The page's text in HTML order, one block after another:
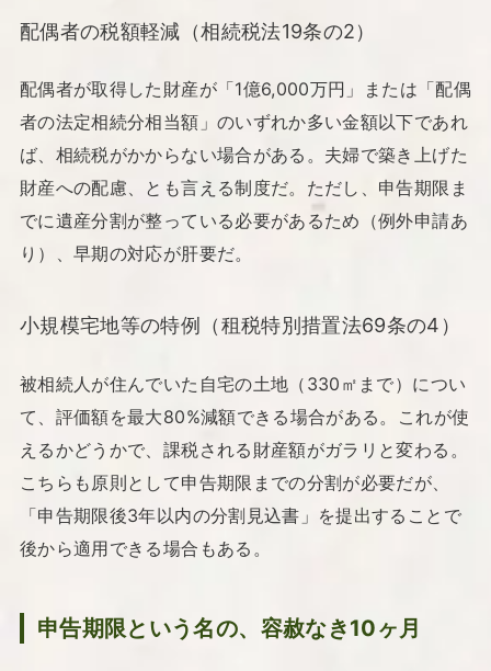
配偶者の税額軽減（相続税法19条の2）
配偶者が取得した財産が「1億6,000万円」または「配偶
者の法定相続分相当額」のいずれか多い金額以下であれ
ば、相続税がかからない場合がある。夫婦で築き上げた
財産への配慮、とも言える制度だ。ただし、申告期限ま
でに遺産分割が整っている必要があるため（例外申請あ
り）、早期の対応が肝要だ。
小規模宅地等の特例（租税特別措置法69条の4）
被相続人が住んでいた自宅の土地（330㎡まで）につい
て、評価額を最大80%減額できる場合がある。これが使
えるかどうかで、課税される財産額がガラリと変わる。
こちらも原則として申告期限までの分割が必要だが、
「申告期限後3年以内の分割見込書」を提出することで
後から適用できる場合もある。
申告期限という名の、容赦なき10ヶ月